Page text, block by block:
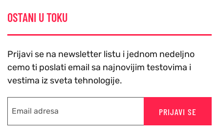
OSTANI U TOKU
Prijavi se na newsletter listu i jednom nedeljno
cemo ti poslati email sa najnovijim testovima i
vestima iz sveta tehnologije.
PRIJAVI SE